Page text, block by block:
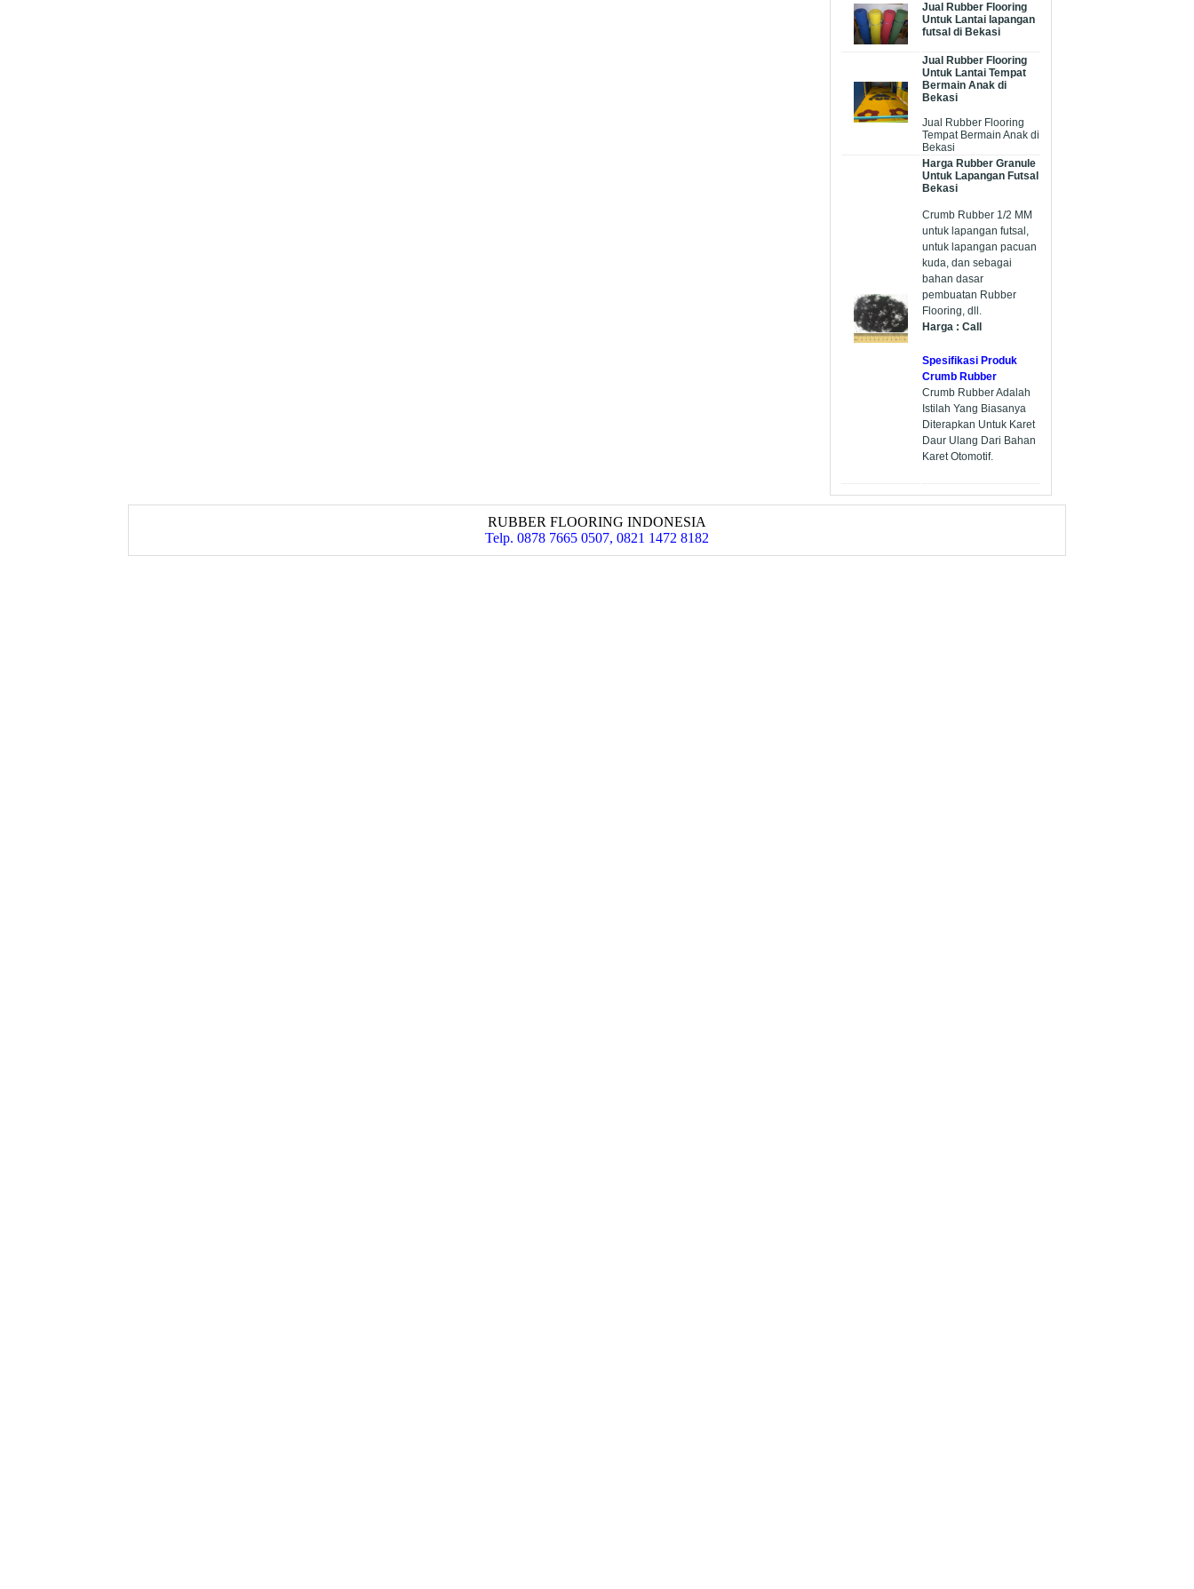
Jual Rubber Flooring
Untuk Lantai lapangan
futsal di Bekasi
Jual Rubber Flooring
Untuk Lantai Tempat
Bermain Anak di
Bekasi
Jual Rubber Flooring
Tempat Bermain Anak di
Bekasi
Harga Rubber Granule
Untuk Lapangan Futsal
Bekasi
Crumb Rubber 1/2 MM
untuk lapangan futsal,
untuk lapangan pacuan
kuda, dan sebagai
bahan dasar
pembuatan Rubber
Flooring, dll.
Harga : Call
Spesifikasi Produk
Crumb Rubber
Crumb Rubber Adalah
Istilah Yang Biasanya
Diterapkan Untuk Karet
Daur Ulang Dari Bahan
Karet Otomotif.
RUBBER FLOORING INDONESIA
Telp. 0878 7665 0507, 0821 1472 8182